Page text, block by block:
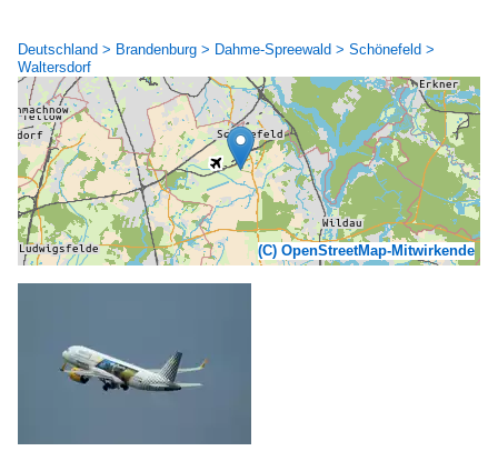
Deutschland > Brandenburg > Dahme-Spreewald > Schönefeld >
Waltersdorf
(C) OpenStreetMap-Mitwirkende